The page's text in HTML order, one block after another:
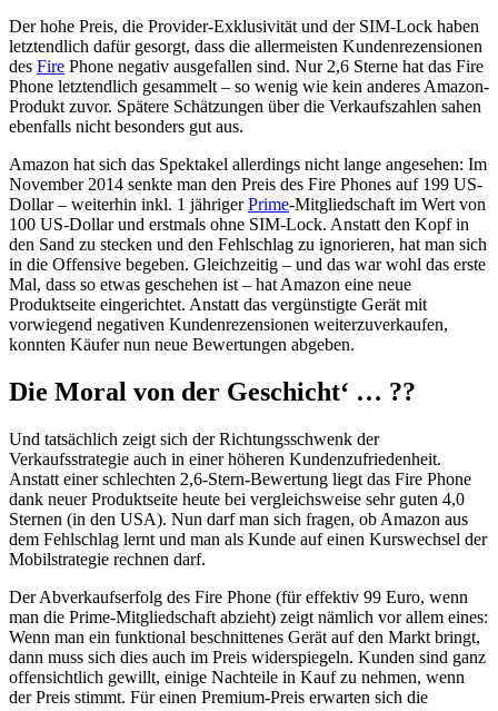
Der hohe Preis, die Provider-Exklusivität und der SIM-Lock haben
letztendlich dafür gesorgt, dass die allermeisten Kundenrezensionen
des Fire Phone negativ ausgefallen sind. Nur 2,6 Sterne hat das Fire
Phone letztendlich gesammelt – so wenig wie kein anderes Amazon-
Produkt zuvor. Spätere Schätzungen über die Verkaufszahlen sahen
ebenfalls nicht besonders gut aus.
Amazon hat sich das Spektakel allerdings nicht lange angesehen: Im
November 2014 senkte man den Preis des Fire Phones auf 199 US-
Dollar – weiterhin inkl. 1 jährigerPrime-Mitgliedschaft im Wert von
100 US-Dollar und erstmals ohne SIM-Lock. Anstatt den Kopf in
den Sand zu stecken und den Fehlschlag zu ignorieren, hat man sich
in die Offensive begeben. Gleichzeitig – und das war wohl das erste
Mal, dass so etwas geschehen ist – hat Amazon eine neue
Produktseite eingerichtet. Anstatt das vergünstigte Gerät mit
vorwiegend negativen Kundenrezensionen weiterzuverkaufen,
konnten Käufer nun neue Bewertungen abgeben.
Die Moral von der Geschicht‘ … ??
Und tatsächlich zeigt sich der Richtungsschwenk der
Verkaufsstrategie auch in einer höheren Kundenzufriedenheit.
Anstatt einer schlechten 2,6-Stern-Bewertung liegt das Fire Phone
dank neuer Produktseite heute bei vergleichsweise sehr guten 4,0
Sternen (in den USA). Nun darf man sich fragen, ob Amazon aus
dem Fehlschlag lernt und man als Kunde auf einen Kurswechsel der
Mobilstrategie rechnen darf.
Der Abverkaufserfolg des Fire Phone (für effektiv 99 Euro, wenn
man die Prime-Mitgliedschaft abzieht) zeigt nämlich vor allem eines:
Wenn man ein funktional beschnittenes Gerät auf den Markt bringt,
dann muss sich dies auch im Preis widerspiegeln. Kunden sind ganz
offensichtlich gewillt, einige Nachteile in Kauf zu nehmen, wenn
der Preis stimmt. Für einen Premium-Preis erwarten sich die